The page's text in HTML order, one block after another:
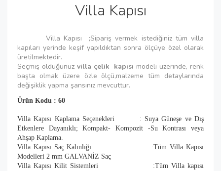
Villa Kapısı
Villa Kapısı ;Sipariş vermek istediğiniz tüm villa
kapıları yerinde keşif yapıldıktan sonra ölçüye özel olarak
üretilmektedir.
Seçmiş olduğunuz villa çelik kapısı modeli üzerinde, renk
başta olmak üzere özle ölçü,malzeme tüm detaylarında
değişiklik yapma şansınız mevcuttur.
Ürün Kodu : 60
Villa Kapısı Kaplama Seçenekleri : Suya Güneşe ve Dış
Etkenlere Dayanıklı; Kompakt- Kompozit -Su Kontrası veya
Ahşap Kaplama.
Villa Kapısı Saç Kalınlığı :Tüm Villa Kapısı
Modelleri 2 mm GALVANİZ Saç
Villa Kapısı Kilit Sistemleri :Tüm Villa kapısı